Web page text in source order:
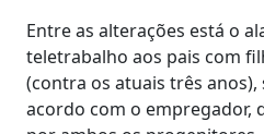
Entre as alterações está o
teletrabalho aos pais com
(contra os atuais três anos),
acordo com o empregador,